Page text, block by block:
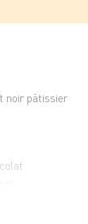
noir pâtissier